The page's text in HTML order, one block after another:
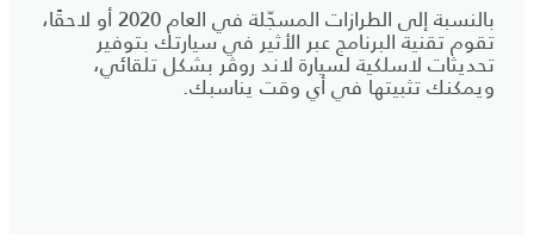
بالنسبة إلى الطرازات المسجّلة في العام 2020 أو لاحقًا،
تقوم تقنية البرنامج عبر الأثير في سيارتك بتوفير
تحديثات لاسلكية لسيارة لاند روڤر بشكل تلقائي،
ويمكنك تثبيتها في أي وقت يناسبك.